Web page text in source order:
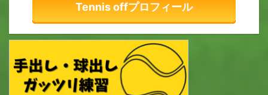
Tennis offプロフィール